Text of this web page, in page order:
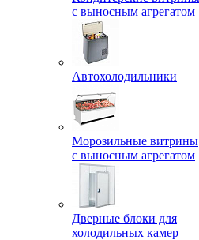
с выносным агрегатом
Автохолодильники
Морозильные витрины
с выносным агрегатом
Дверные блоки для
холодильных камер